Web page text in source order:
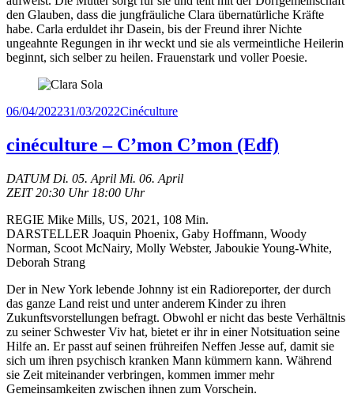
den Glauben, dass die jungfräuliche Clara übernatürliche Kräfte
habe. Carla erduldet ihr Dasein, bis der Freund ihrer Nichte
ungeahnte Regungen in ihr weckt und sie als vermeintliche Heilerin
beginnt, sich selber zu heilen. Frauenstark und voller Poesie.
Veröffentlicht
06/04/202231/03/2022Kategorien
Cinéculture
cinéculture – C’mon C’mon (Edf)
DATUM Di. 05. April Mi. 06. April
ZEIT 20:30 Uhr 18:00 Uhr
REGIE Mike Mills, US, 2021, 108 Min.
DARSTELLER Joaquin Phoenix, Gaby Hoffmann, Woody
Norman, Scoot McNairy, Molly Webster, Jaboukie Young-White,
Deborah Strang
Der in New York lebende Johnny ist ein Radioreporter, der durch
das ganze Land reist und unter anderem Kinder zu ihren
Zukunftsvorstellungen befragt. Obwohl er nicht das beste Verhältnis
zu seiner Schwester Viv hat, bietet er ihr in einer Notsituation seine
Hilfe an. Er passt auf seinen frühreifen Neffen Jesse auf, damit sie
sich um ihren psychisch kranken Mann kümmern kann. Während
sie Zeit miteinander verbringen, kommen immer mehr
Gemeinsamkeiten zwischen ihnen zum Vorschein.